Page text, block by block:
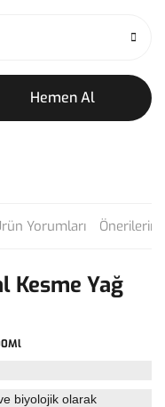
Hemen Al
Yorumları
Kesme Yağ
biyolojik olarak